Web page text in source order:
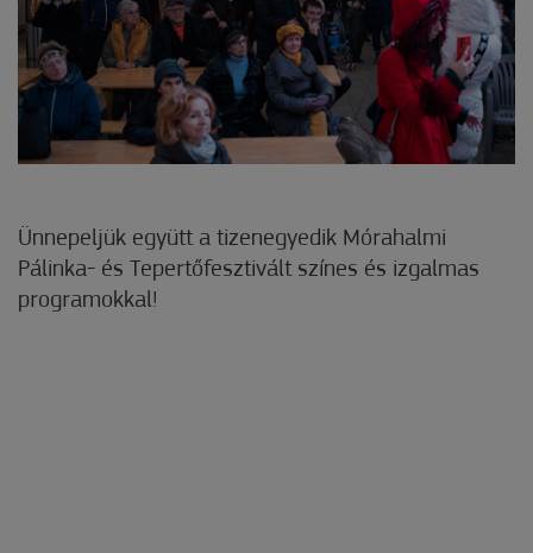
Ünnepeljük együtt a tizenegyedik Mórahalmi
Pálinka- és Tepertőfesztivált színes és izgalmas
programokkal!